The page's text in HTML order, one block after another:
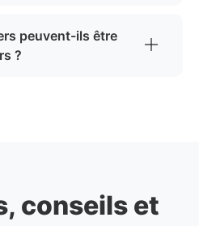
peuvent-ils être
?
conseils et